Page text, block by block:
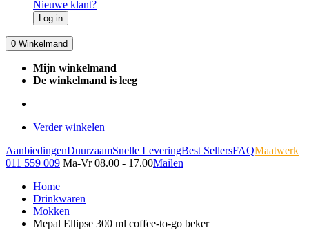
Nieuwe klant?
Log in
0 Winkelmand
Mijn winkelmand
De winkelmand is leeg
Verder winkelen
AanbiedingenDuurzaamSnelle LeveringBest SellersFAQMaatwerk
011 559 009 Ma-Vr 08.00 - 17.00Mailen
Home
Drinkwaren
Mokken
Mepal Ellipse 300 ml coffee-to-go beker